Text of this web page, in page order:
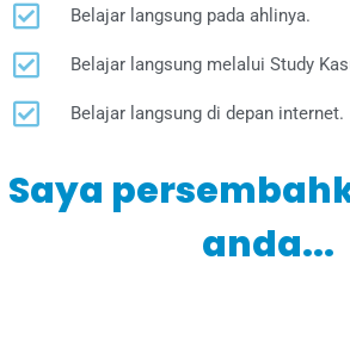
Belajar langsung pada ahlinya.
Belajar langsung melalui Study
Belajar langsung di depan internet.
Saya
anda...